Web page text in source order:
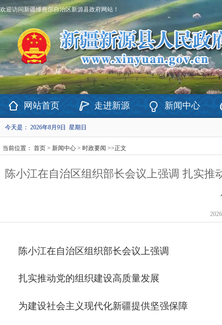
欢迎访问新疆维吾尔自治区新源县政府网站！
网站首页 走进新源 新闻中心
今天是： 2026年8月9日 星期日
当前位置： 首页 > 新闻中心 > 时政要闻 >>正文
陈小江在自治区组织部长会议上强调 扎实
陈小江在自治区组织部长会议上强调
扎实推动党的组织建设高质量发展
为建设社会主义现代化新疆提供坚强保障